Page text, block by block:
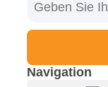
Navigation